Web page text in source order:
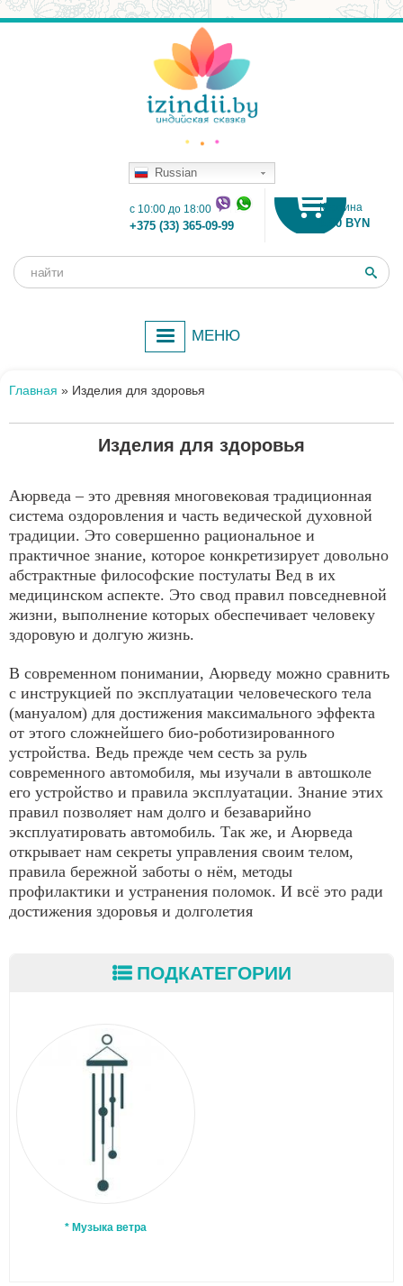
Russian
Корзина
0.00 BYN
c 10:00 до 18:00
+375 (33) 365-09-99
Форма
Поиск
МЕНЮ
Главная » Изделия для здоровья
Изделия для здоровья
Аюрведа – это древняя многовековая традиционная
система оздоровления и часть ведической духовной
традиции. Это совершенно рациональное и
практичное знание, которое конкретизирует довольно
абстрактные философские постулаты Вед в их
медицинском аспекте. Это свод правил повседневной
жизни, выполнение которых обеспечивает человеку
здоровую и долгую жизнь.
В современном понимании, Аюрведу можно сравнить
с инструкцией по эксплуатации человеческого тела
(мануалом) для достижения максимального эффекта
от этого сложнейшего био-роботизированного
устройства. Ведь прежде чем сесть за руль
современного автомобиля, мы изучали в автошколе
его устройство и правила эксплуатации. Знание этих
правил позволяет нам долго и безаварийно
эксплуатировать автомобиль. Так же, и Аюрведа
открывает нам секреты управления своим телом,
правила бережной заботы о нём, методы
профилактики и устранения поломок. И всё это ради
достижения здоровья и долголетия
ПОДКАТЕГОРИИ
* Музыка ветра